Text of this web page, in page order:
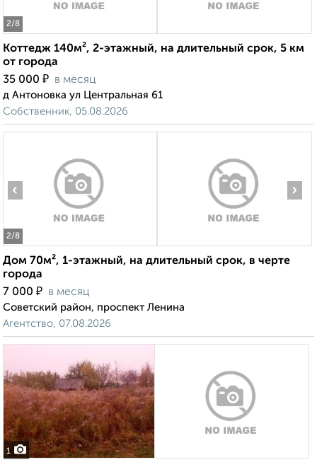
2/8
Коттедж 140м², 2-этажный, на длительный срок, 5 км
от города
35 000 ₽ в месяц
д Антоновка ул Центральная 61
Собственник, 05.08.2026
2/8
‹ ›
Дом 70м², 1-этажный, на длительный срок, в черте
города
7 000 ₽ в месяц
Советский район, проспект Ленина
Агентство, 07.08.2026
1